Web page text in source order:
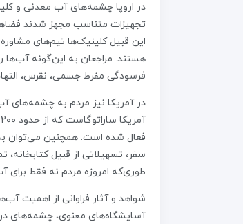
در اروپا چشمه‌های آب معدنی و
تجهیزات متناسب مجهز شدند
این قبیل کلینیک‌ها تیم‌های
هستند. مراجعان به این‌گونه آب‌ها
فرسودگی مفرط جسمی، نقرس،
در آمریکا نیز مردم به چشمه‌های
فعال شده است. همچنین می‌توان به
سفر، تسهیلاتی از قبیل
طوری‌که امروزه مردم نه فقط برای
شواهد و آثار فراوانی از اهمیت
آسایشگاه‌های معنوی، چشمه‌های